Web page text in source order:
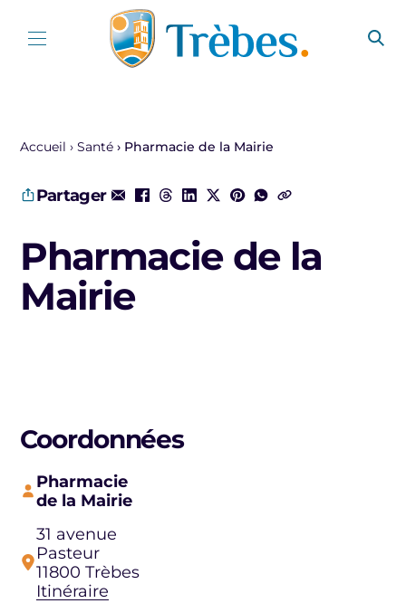
Accueil Santé Pharmacie de la Mairie
Partager
Pharmacie de la
Mairie
Coordonnées
Pharmacie
de la Mairie
31 avenue
Pasteur
11800 Trèbes
Itinéraire